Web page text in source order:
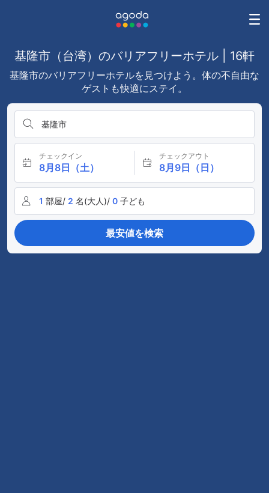
基隆市（台湾）のバリアフリーホテル | 16軒
基隆市のバリアフリーホテルを見つけよう。体の不自由な
ゲストも快適にステイ。
基隆市
チェックイン
8月8日（土）
チェックアウト
8月9日（日）
1 部屋/ 2 名(大人)/ 0 子ども
最安値を検索